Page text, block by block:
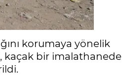
korumaya yönelik
kaçak bir imalathane­de